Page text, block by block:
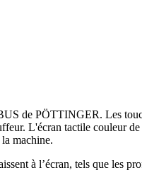
de PÖTTINGER. Les
L'écran tactile couleur
machine.
à l’écran, tels que les